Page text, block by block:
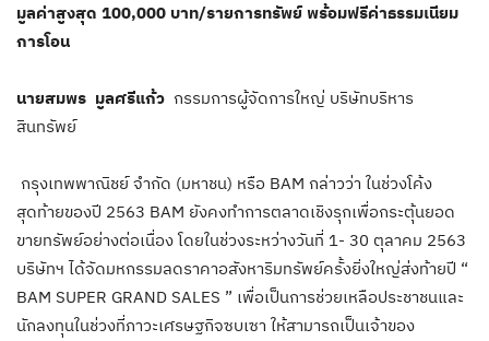
มูลค่าสูงสุด 100,000 บาท/รายการทรัพย์ พร้อมฟรีค่าธรรมเนียม
การโอน
นายสมพร มูลศรีแก้ว กรรมการผู้จัดการใหญ่ บริษัทบริหาร
สินทรัพย์
กรุงเทพพาณิชย์ จำกัด (มหาชน) หรือ BAM กล่าวว่า ในช่วงโค้ง
สุดท้ายของปี 2563 BAM ยังคงทำการตลาดเชิงรุกเพื่อกระตุ้นยอด
ขายทรัพย์อย่างต่อเนื่อง โดยในช่วงระหว่างวันที่ 1- 30 ตุลาคม 2563
บริษัทฯ ได้จัดมหกรรมลดราคาอสังหาริมทรัพย์ครั้งยิ่งใหญ่ส่งท้ายปี “
BAM SUPER GRAND SALES ” เพื่อเป็นการช่วยเหลือประชาชนและ
นักลงทุนในช่วงที่ภาวะเศรษฐกิจซบเซา ให้สามารถเป็นเจ้าของ